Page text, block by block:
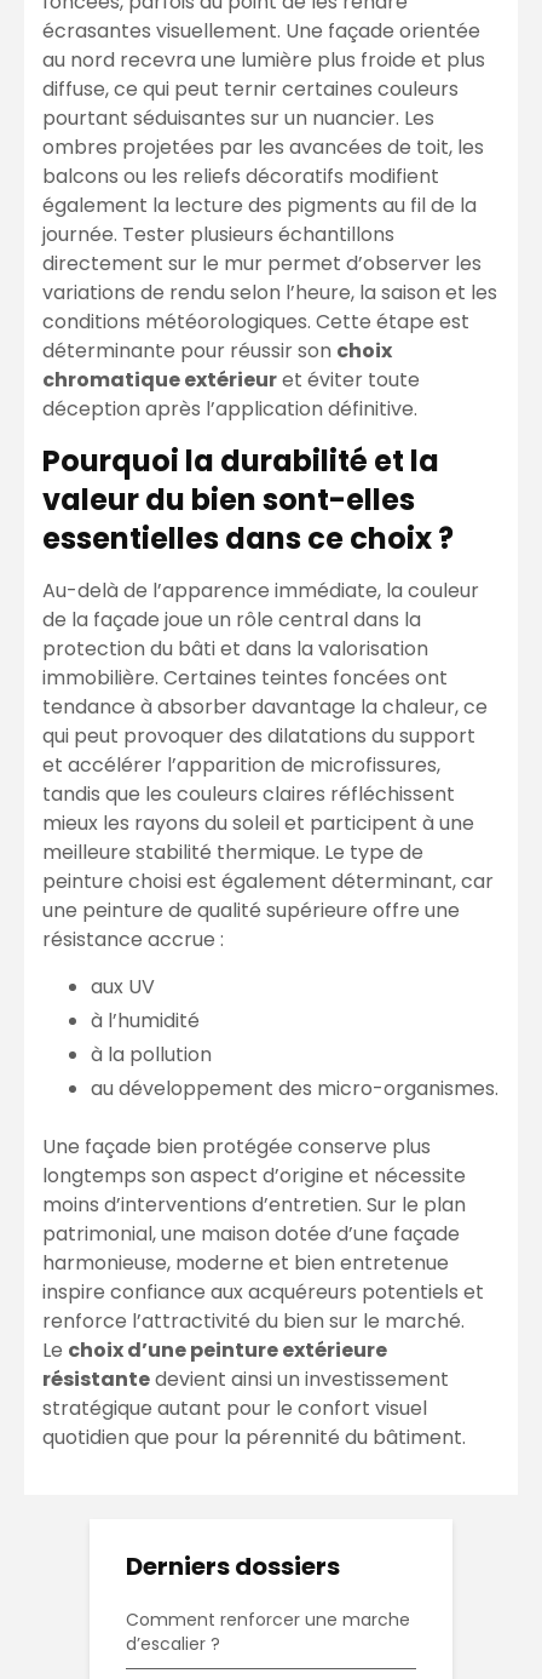
écrasantes visuellement. Une façade orientée
au nord recevra une lumière plus froide et plus
diffuse, ce qui peut ternir certaines couleurs
pourtant séduisantes sur un nuancier. Les
ombres projetées par les avancées de toit, les
balcons ou les reliefs décoratifs modifient
également la lecture des pigments au fil de la
journée. Tester plusieurs échantillons
directement sur le mur permet d’observer les
variations de rendu selon l’heure, la saison et les
conditions météorologiques. Cette étape est
déterminante pour réussir son choix
chromatique extérieuret éviter toute
déception après l’application définitive.
Pourquoi la durabilité et la
valeur du bien sont-elles
essentielles dans ce choix ?
Au-delà de l’apparence immédiate, la couleur
de la façade joue un rôle central dans la
protection du bâti et dans la valorisation
immobilière. Certaines teintes foncées ont
tendance à absorber davantage la chaleur, ce
qui peut provoquer des dilatations du support
et accélérer l’apparition de microfissures,
tandis que les couleurs claires réfléchissent
mieux les rayons du soleil et participent à une
meilleure stabilité thermique. Le type de
peinture choisi est également déterminant, car
une peinture de qualité supérieure offre une
résistance accrue :
aux UV
à l’humidité
à la pollution
au développement des micro-organismes.
Une façade bien protégée conserve plus
longtemps son aspect d’origine et nécessite
moins d’interventions d’entretien. Sur le plan
patrimonial, une maison dotée d’une façade
harmonieuse, moderne et bien entretenue
inspire confiance aux acquéreurs potentiels et
renforce l’attractivité du bien sur le marché.
Le choix d’une peinture extérieure
résistantedevient ainsi un investissement
stratégique autant pour le confort visuel
quotidien que pour la pérennité du bâtiment.
Derniers dossiers
Comment renforcer une marche
d’escalier ?